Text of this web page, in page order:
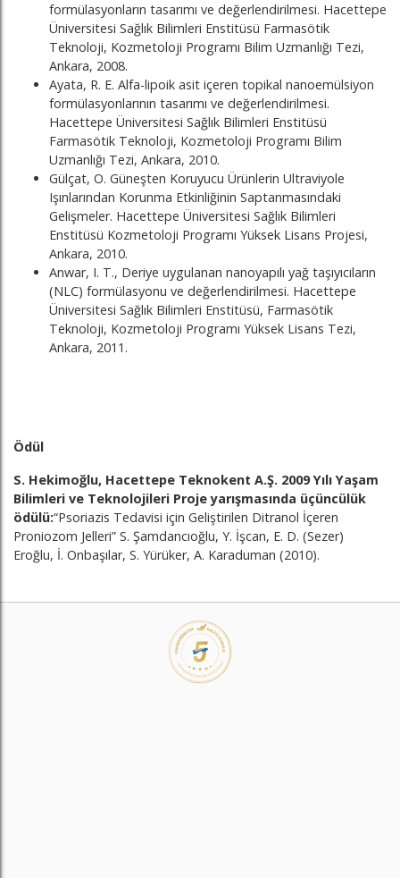
formülasyonların tasarımı ve değerlendirilmesi. Hacettepe
Üniversitesi Sağlık Bilimleri Enstitüsü Farmasötik
Teknoloji, Kozmetoloji Programı Bilim Uzmanlığı Tezi,
Ankara, 2008.
Ayata, R. E. Alfa-lipoik asit içeren topikal nanoemülsiyon
formülasyonlarının tasarımı ve değerlendirilmesi.
Hacettepe Üniversitesi Sağlık Bilimleri Enstitüsü
Farmasötik Teknoloji, Kozmetoloji Programı Bilim
Uzmanlığı Tezi, Ankara, 2010.
Gülçat, O. Güneşten Koruyucu Ürünlerin Ultraviyole
Işınlarından Korunma Etkinliğinin Saptanmasındaki
Gelişmeler. Hacettepe Üniversitesi Sağlık Bilimleri
Enstitüsü Kozmetoloji Programı Yüksek Lisans Projesi,
Ankara, 2010.
Anwar, I. T., Deriye uygulanan nanoyapılı yağ taşıyıcıların
(NLC) formülasyonu ve değerlendirilmesi. Hacettepe
Üniversitesi Sağlık Bilimleri Enstitüsü, Farmasötik
Teknoloji, Kozmetoloji Programı Yüksek Lisans Tezi,
Ankara, 2011.
Ödül
S. Hekimoğlu, Hacettepe Teknokent A.Ş. 2009 Yılı Yaşam
Bilimleri ve Teknolojileri Proje yarışmasında üçüncülük
ödülü:“Psoriazis Tedavisi için Geliştirilen Ditranol İçeren
Proniozom Jelleri” S. Şamdancıoğlu, Y. İşcan, E. D. (Sezer)
Eroğlu, İ. Onbaşılar, S. Yürüker, A. Karaduman (2010).